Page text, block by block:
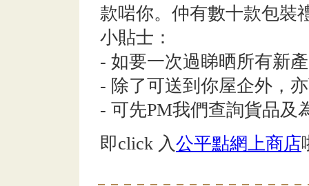
款啱你。仲有數十款包裝
小貼士：
- 如要一次過睇晒所有新
- 除了可送到你屋企外，
- 可先PM我們查詢貨品及
即click 入公平點網上商店